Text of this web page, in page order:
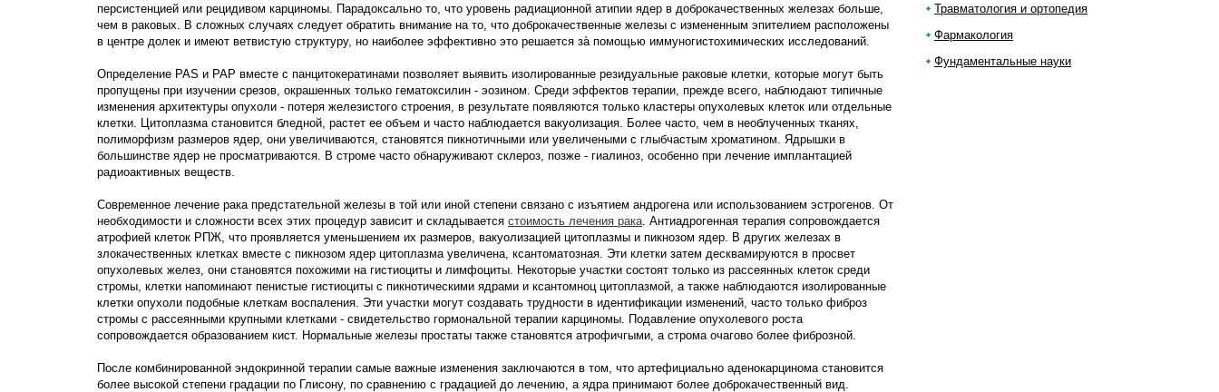
Травматология и ортопедия
Фармакология
Фундаментальные науки
персистенцией или рецидивом карциномы. Парадоксально то, что уровень радиационной атипии ядер в доброкачественных железах больше,
чем в раковых. В сложных случаях следует обратить внимание на то, что доброкачественные железы с измененным эпителием расположены
в центре долек и имеют ветвистую структуру, но наиболее эффективно это решается зà помощью иммуногистохимических исследований.
Определение PAS и PAP вместе с панцитокератинами позволяет выявить изолированные резидуальные раковые клетки, которые могут быть
пропущены при изучении срезов, окрашенных только гематоксилин - эозином. Среди эффектов терапии, прежде всего, наблюдают типичные
изменения архитектуры опухоли - потеря железистого строения, в результате появляются только кластеры опухолевых клеток или отдельные
клетки. Цитоплазма становится бледной, растет ее объем и часто наблюдается вакуолизация. Более часто, чем в необлученных тканях,
полиморфизм размеров ядер, они увеличиваются, становятся пикнотичными или увеличеными с глыбчастым хроматином. Ядрышки в
большинстве ядер не просматриваются. В строме часто обнаруживают склероз, позже - гиалиноз, особенно при лечение имплантацией
радиоактивных веществ.
Современное лечение рака предстательной железы в той или иной степени связано с изъятием андрогена или использованием эстрогенов. От
необходимости и сложности всех этих процедур зависит и складывается стоимость лечения рака. Антиадрогенная терапия сопровождается
атрофией клеток РПЖ, что проявляется уменьшением их размеров, вакуолизацией цитоплазмы и пикнозом ядер. В других железах в
злокачественных клетках вместе с пикнозом ядер цитоплазма увеличена, ксантоматозная. Эти клетки затем десквамируются в просвет
опухолевых желез, они становятся похожими на гистиоциты и лимфоциты. Некоторые участки состоят только из рассеянных клеток среди
стромы, клетки напоминают пенистые гистиоциты с пикнотическими ядрами и ксантомноц цитоплазмой, а также наблюдаются изолированные
клетки опухоли подобные клеткам воспаления. Эти участки могут создавать трудности в идентификации изменений, часто только фиброз
стромы с рассеянными крупными клетками - свидетельство гормональной терапии карциномы. Подавление опухолевого роста
сопровождается образованием кист. Нормальные железы простаты также становятся атрофичгыми, а строма очагово более фиброзной.
После комбинированной эндокринной терапии самые важные изменения заключаются в том, что артефициально аденокарцинома становится
более высокой степени градации по Глисону, по сравнению с градацией до лечению, а ядра принимают более доброкачественный вид.